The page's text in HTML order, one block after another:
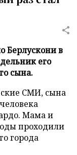
Берлускони в
его
сына.
СМИ, сына
Мама и
проходили
города